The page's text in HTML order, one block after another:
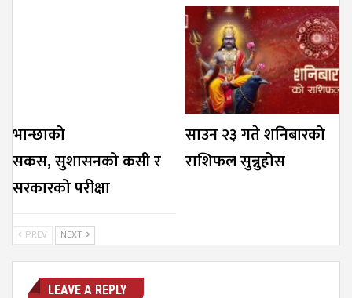
भान्छाको
सकस, सुशासनको कसी र
सरकारको परीक्षा
साउन २३ गते शनिबारको
राशिफल सुन्नुहोस
PREV NEXT
LEAVE A REPLY